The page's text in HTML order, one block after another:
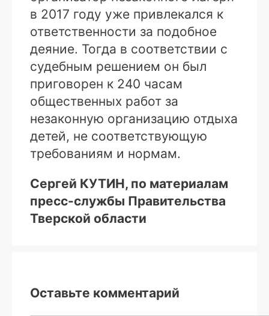
в 2017 году уже привлекался к
ответственности за подобное
деяние. Тогда в соответствии с
судебным решением он был
приговорен к 240 часам
общественных работ за
незаконную организацию отдыха
детей, не соответствующую
требованиям и нормам.
Сергей КУТИН, по материалам
пресс-службы Правительства
Тверской области
Оставьте комментарий